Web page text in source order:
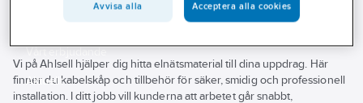
Vårt erbjudande
Aktuellt
Vi på Ahlsell hjälper dig hitta elnätsmaterial till dina uppdrag. Här
finner du kabelskåp och tillbehör för säker, smidig och professionell
installation. I ditt jobb vill kunderna att arbetet går snabbt,
Avvisa alla Acceptera alla cookies